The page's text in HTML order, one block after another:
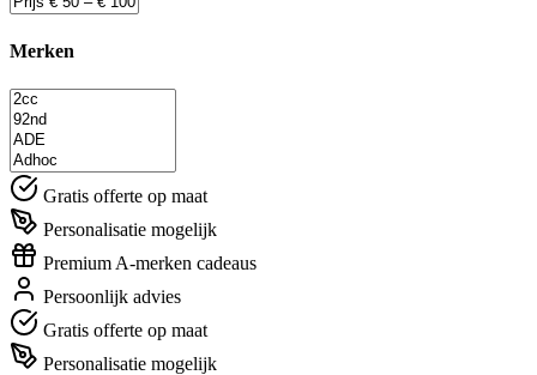
Merken
Gratis offerte op maat
Personalisatie mogelijk
Premium A-merken cadeaus
Persoonlijk advies
Gratis offerte op maat
Personalisatie mogelijk